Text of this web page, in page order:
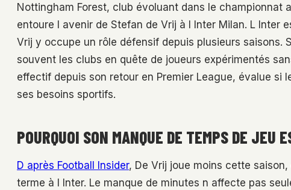
Nottingham Forest, club évoluant dans le championnat
entoure l avenir de Stefan de Vrij à l Inter Milan. L Inter
Vrij y occupe un rôle défensif depuis plusieurs
souvent les clubs en quête de joueurs expérimentés
effectif depuis son retour en Premier League, évalue si
ses besoins sportifs.
POURQUOI SON MANQUE DE TEMPS DE JEU
D après Football Insider, De Vrij joue moins cette
terme à l Inter. Le manque de minutes n affecte pas